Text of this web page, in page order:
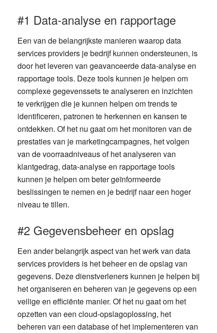
#1 Data-analyse en rapportage
Een van de belangrijkste manieren waarop data
services providers je bedrijf kunnen ondersteunen, is
door het leveren van geavanceerde data-analyse en
rapportage tools. Deze tools kunnen je helpen om
complexe gegevenssets te analyseren en inzichten
te verkrijgen die je kunnen helpen om trends te
identificeren, patronen te herkennen en kansen te
ontdekken. Of het nu gaat om het monitoren van de
prestaties van je marketingcampagnes, het volgen
van de voorraadniveaus of het analyseren van
klantgedrag, data-analyse en rapportage tools
kunnen je helpen om beter geïnformeerde
beslissingen te nemen en je bedrijf naar een hoger
niveau te tillen.
#2 Gegevensbeheer en opslag
Een ander belangrijk aspect van het werk van data
services providers is het beheer en de opslag van
gegevens. Deze dienstverleners kunnen je helpen bij
het organiseren en beheren van je gegevens op een
veilige en efficiënte manier. Of het nu gaat om het
opzetten van een cloud-opslagoplossing, het
beheren van een database of het implementeren van